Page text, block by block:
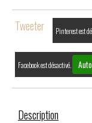
Tweeter Pinterest est
Facebook est désactivé.
Description